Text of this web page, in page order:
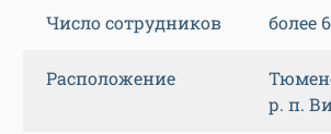
Число сотрудников более
Расположение
р. п.